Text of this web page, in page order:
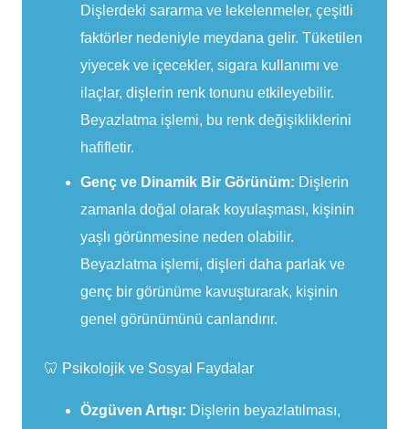
Dişlerdeki sararma ve lekelenmeler, çeşitli
faktörler nedeniyle meydana gelir. Tüketilen
yiyecek ve içecekler, sigara kullanımı ve
ilaçlar, dişlerin renk tonunu etkileyebilir.
Beyazlatma işlemi, bu renk değişikliklerini
hafifletir.
Genç ve Dinamik Bir Görünüm: Dişlerin
zamanla doğal olarak koyulaşması, kişinin
yaşlı görünmesine neden olabilir.
Beyazlatma işlemi, dişleri daha parlak ve
genç bir görünüme kavuşturarak, kişinin
genel görünümünü canlandırır.
🦷 Psikolojik ve Sosyal Faydalar
Özgüven Artışı: Dişlerin beyazlatılması,